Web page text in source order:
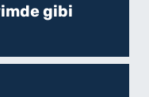
gibi